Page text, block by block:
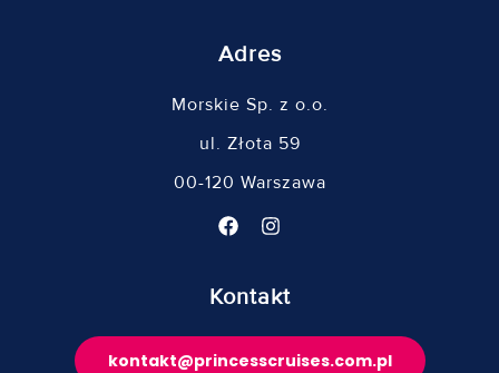
Adres
Morskie Sp. z o.o.
ul. Złota 59
00-120 Warszawa
Kontakt
kontakt@princesscruises.com.pl